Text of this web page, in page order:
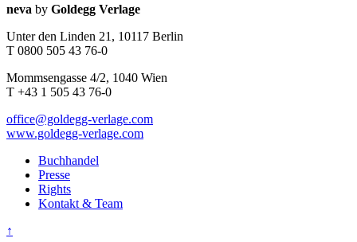
Seitenleiste
Kontaktinfos
neva by Goldegg Verlage
Unter den Linden 21, 10117 Berlin
T 0800 505 43 76-0
Mommsengasse 4/2, 1040 Wien
T +43 1 505 43 76-0
office@goldegg-verlage.com
www.goldegg-verlage.com
Buchhandel
Presse
Rights
Kontakt & Team
↑